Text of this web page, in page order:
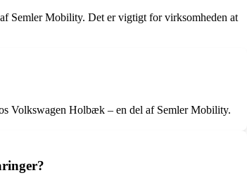
Semler Mobility. Det er vigtigt for virksomheden at
Volkswagen Holbæk – en del af Semler Mobility.